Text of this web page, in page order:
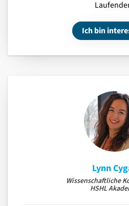
Ich bin
Lynn
Wissenschaftliche
HSHL